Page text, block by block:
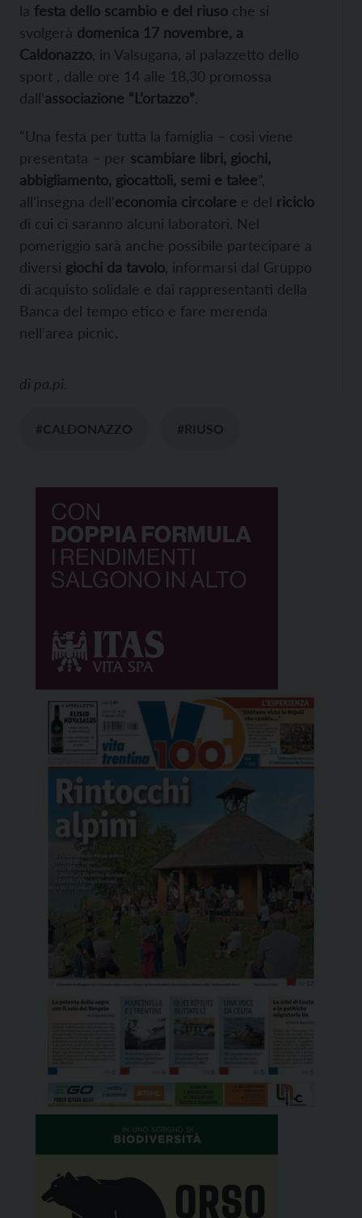
la festa dello scambio e del riuso che si
svolgerà domenica 17 novembre, a
Caldonazzo , in Valsugana, al palazzetto dello
sport , dalle ore 14 alle 18,30 promossa
dall’associazione “L’ortazzo”.
“Una festa per tutta la famiglia – così viene
presentata – per scambiare libri, giochi,
abbigliamento, giocattoli, semi e talee”,
all’insegna dell’economia circolare e del riciclo
di cui ci saranno alcuni laboratori. Nel
pomeriggio sarà anche possibile partecipare a
diversi giochi da tavolo , informarsi dal Gruppo
di acquisto solidale e dai rappresentanti della
Banca del tempo etico e fare merenda
nell’area picnic.
di pa.pi.
#CALDONAZZO #RIUSO